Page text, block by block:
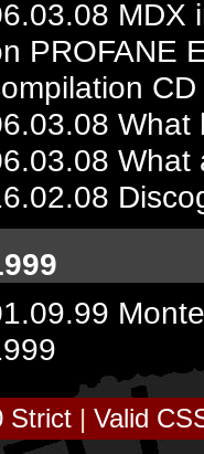
MDX
PROFANE
CD
What
What
Strict| Valid